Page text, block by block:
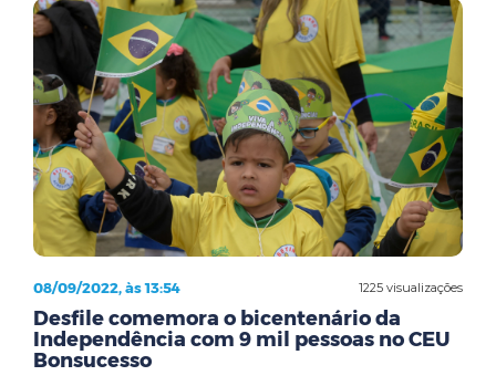
1225 visualizações
08/09/2022, às 13:54
Desfile comemora o bicentenário da
Independência com 9 mil pessoas no CEU
Bonsucesso